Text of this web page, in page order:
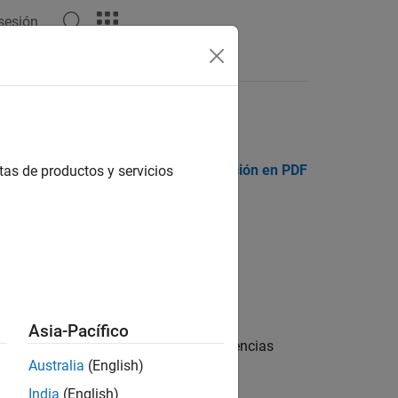
Documentación en PDFDocumentación en PDF
dispositivos y servidores de licencias
de productos y servicios
Asia-Pacífico
Australia (English)
India (English)